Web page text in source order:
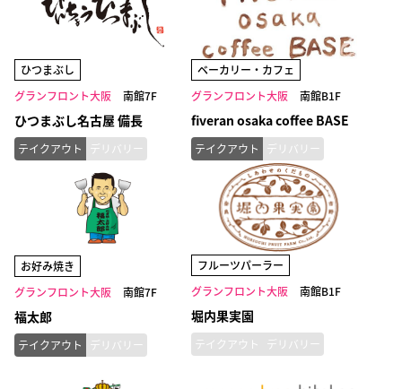
ひつまぶし
グランフロント大阪
南館7F
ひつまぶし名古屋 備長
テイクアウト デリバリー
ベーカリー・カフェ
グランフロント大阪
南館B1F
fiveran osaka coffee BASE
テイクアウト デリバリー
お好み焼き
グランフロント大阪
南館7F
福太郎
テイクアウト デリバリー
フルーツパーラー
グランフロント大阪
南館B1F
堀内果実園
テイクアウト デリバリー